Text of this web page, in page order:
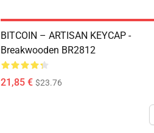
BITCOIN – ARTISAN KEYCAP -
Breakwooden BR2812
21,85 € $23.76